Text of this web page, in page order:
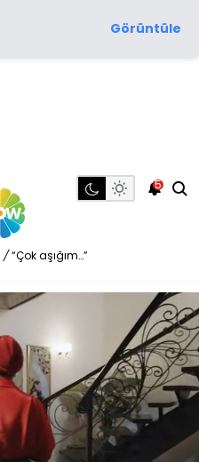
Görüntüle
5
/ “Çok aşığım…”